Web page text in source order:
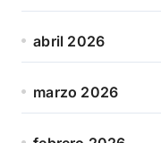
abril 2026
marzo 2026